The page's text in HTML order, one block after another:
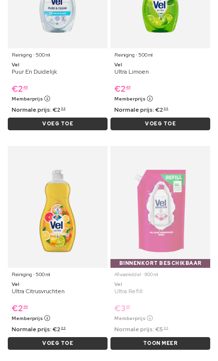
Reiniging ⋅ 500 ml
Vel
Puur En Duidelijk
€2 49
Memberprijs
Normale prijs:€2 99
VOEG TOE
Reiniging ⋅ 500 ml
Vel
Ultra Limoen
€2 49
Memberprijs
Normale prijs:€2 99
VOEG TOE
Reiniging ⋅ 500 ml
Vel
Ultra Citrusvruchten
€2 49
Memberprijs
Normale prijs:€2 99
VOEG TOE
BINNENKORT BESCHIKBAAR
Afwasmiddel ⋅ 900 ml
Vel
Ultra Refill
€3 99
Memberprijs
Normale prijs:€5 99
TOON MEER